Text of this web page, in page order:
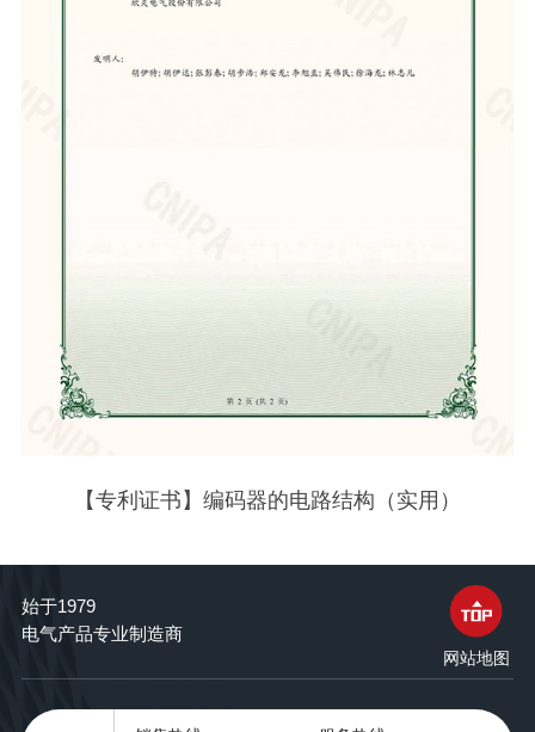
【专利证书】编码器的电路结构（实用）
始于1979
电气产品专业制造商
网站地图